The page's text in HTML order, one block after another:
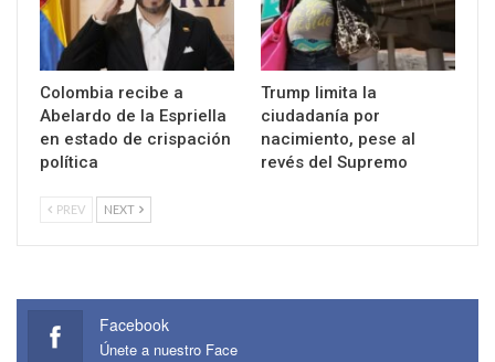
Colombia recibe a
Abelardo de la Espriella
en estado de crispación
política
Trump limita la
ciudadanía por
nacimiento, pese al
revés del Supremo
PREV NEXT
Facebook
Únete a nuestro Face